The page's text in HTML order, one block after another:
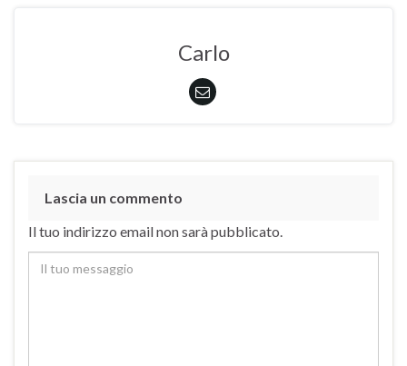
Carlo
Lascia un commento
Il tuo indirizzo email non sarà pubblicato.